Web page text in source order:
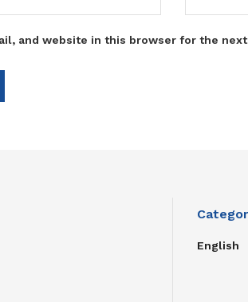
and website in this browser for the
English